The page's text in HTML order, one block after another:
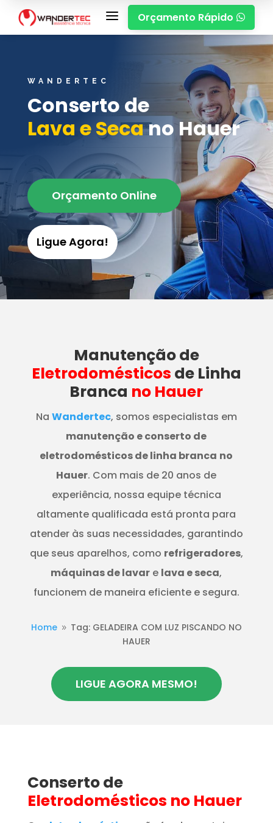
a Orçamento Rápido 
WANDERTEC
Conserto de
Lava e Secano Hauer
Orçamento Online
Ligue Agora!
Manutençãode
Eletrodomésticos de Linha
Branca no Hauer
Na Wandertec, somos especialistas em
manutenção e conserto de
eletrodomésticos de linha branca no
Hauer. Com mais de 20 anos de
experiência, nossa equipe técnica
altamente qualificada está pronta para
atender às suas necessidades, garantindo
que seus aparelhos, como refrigeradores,
máquinas de lavar e lava e seca,
funcionem de maneira eficiente e segura.
Home 9 Tag: GELADEIRA COM LUZ PISCANDO NO
HAUER
LIGUE AGORA MESMO!
Conserto de
Eletrodomésticos no Hauer